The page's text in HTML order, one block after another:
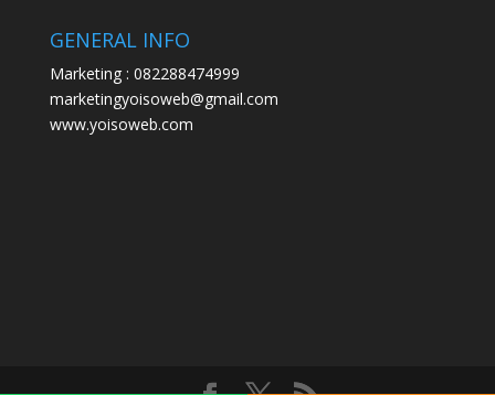
GENERAL INFO
Marketing : 082288474999
marketingyoisoweb@gmail.com
www.yoisoweb.com